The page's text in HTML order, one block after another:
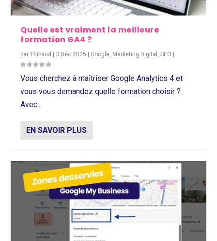
Quelle est vraiment la meilleure
formation GA4 ?
parThibaud | 3 Déc 2025 | Google Marketing Digital ,SEO |
Vous cherchez à maîtriser Google Analytics 4 et
vous vous demandez quelle formation choisir ?
Avec...
EN SAVOIR PLUS